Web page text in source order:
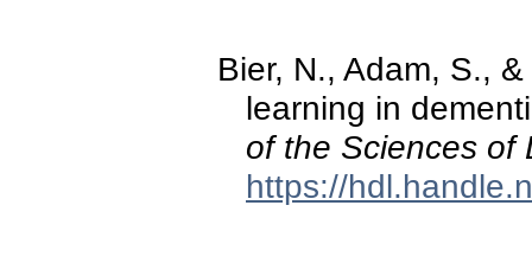
Bier, N., Adam, S.,
learning in
of the Sciences of
https://